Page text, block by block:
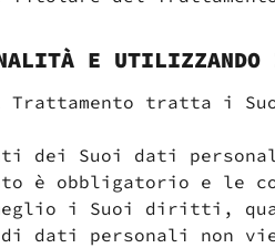
E
Trattamento tratta i
dei Suoi dati
obbligatorio e le
i Suoi diritti,
di dati personali non